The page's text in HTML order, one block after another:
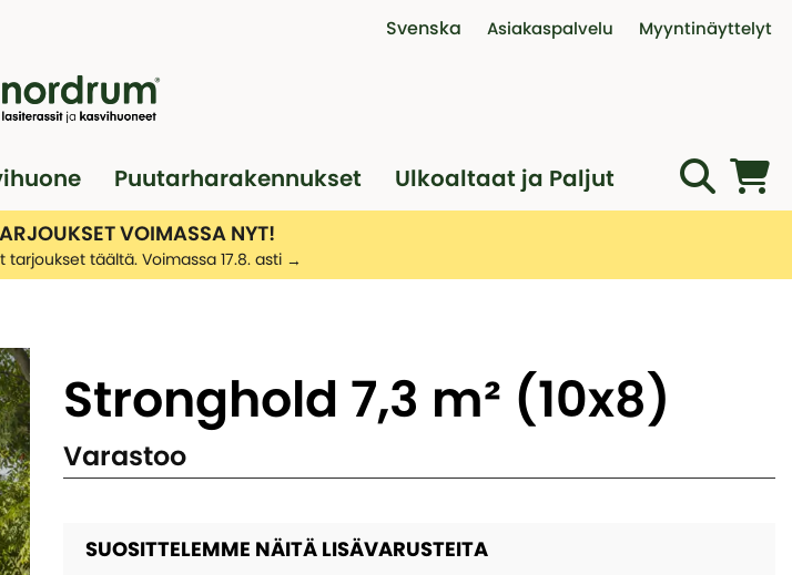
Svenska Asiakaspalvelu
Palautus, reklamaatio ja
Asennusapua
Myyntinäyttelyt
Puutarharakennukset
Ulkoaltaat ja Paljut
Autotallit
VOIMASSA NYT!
tarjoukset täältä. Voimassa 17.8. asti
Stronghold 7,3 m² (10x8)
Varastoo
SUOSITTELEMME NÄITÄ LISÄVARUSTEITA